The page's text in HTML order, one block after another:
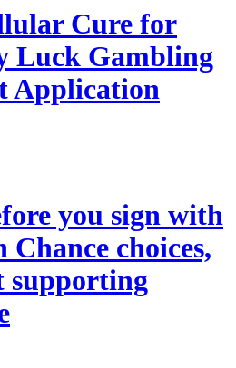
Cure for
Luck Gambling
Application
you sign with
Chance choices,
supporting